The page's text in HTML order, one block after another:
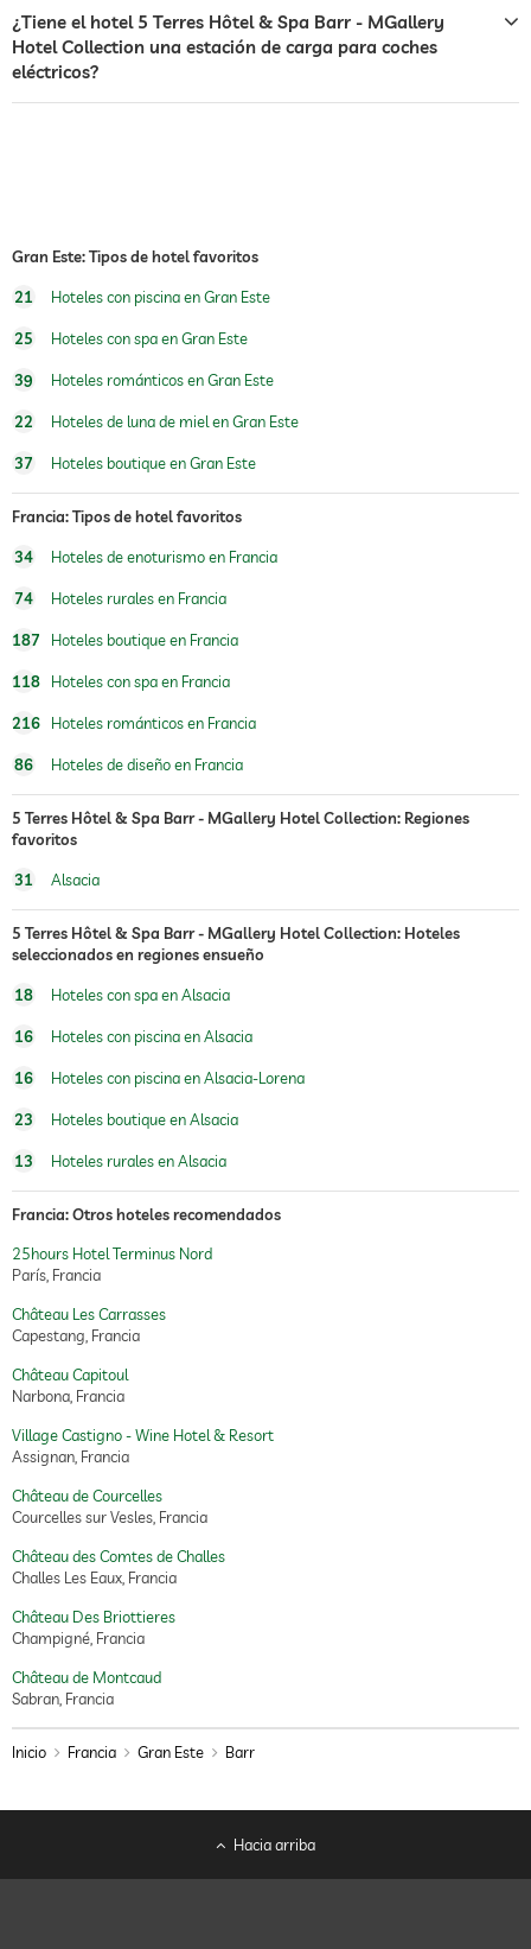
café
restaurante
recepción recepción 24h
perros permitidos
alimentos para perros
comedero y bebedero bajo petición en la
piscina climatizada
oferta de masajes
masajes para el bienestar
masaje corporal
¿Tiene el hotel 5 Terres Hôtel & Spa Barr - MGallery
Hotel Collection una estación de carga para coches
eléctricos?
Gran Este: Tipos de hotel favoritos
21 Hoteles con piscina en Gran Este
25 Hoteles con spa en Gran Este
39 Hoteles románticos en Gran Este
22 Hoteles de luna de miel en Gran Este
37 Hoteles boutique en Gran Este
Francia: Tipos de hotel favoritos
34 Hoteles de enoturismo en Francia
74 Hoteles rurales en Francia
187 Hoteles boutique en Francia
118 Hoteles con spa en Francia
216 Hoteles románticos en Francia
86 Hoteles de diseño en Francia
5 Terres Hôtel & Spa Barr - MGallery Hotel Collection: Regiones
favoritos
31 Alsacia
5 Terres Hôtel & Spa Barr - MGallery Hotel Collection: Hoteles
seleccionados en regiones ensueño
18 Hoteles con spa en Alsacia
16 Hoteles con piscina en Alsacia
16 Hoteles con piscina en Alsacia-Lorena
23 Hoteles boutique en Alsacia
13 Hoteles rurales en Alsacia
Francia: Otros hoteles recomendados
25hours Hotel Terminus Nord
París, Francia
Château Les Carrasses
Capestang, Francia
Château Capitoul
Narbona, Francia
Village Castigno - Wine Hotel & Resort
Assignan, Francia
Château de Courcelles
Courcelles sur Vesles, Francia
Château des Comtes de Challes
Challes Les Eaux, Francia
Château Des Briottieres
Champigné, Francia
Château de Montcaud
Sabran, Francia
Inicio Francia Gran Este Barr
Hacia arriba